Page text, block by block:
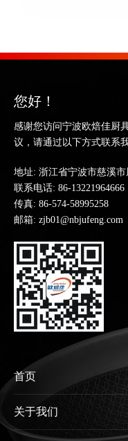
您好！
感谢您访问宁波欧焙佳厨
议，请通过以下方式联系
地址: 浙江省宁波市慈溪
联系电话: 86-13221964666
传真: 86-574-58995258
邮箱: zjb01@nbjufeng.com
首页
关于我们